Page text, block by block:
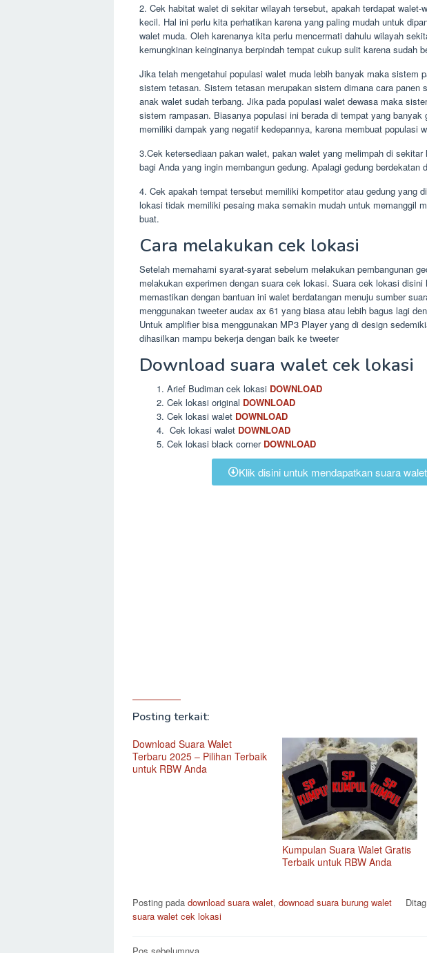
2. Cek habitat walet di sekitar wilayah tersebut, apakah terdapat walet-
kecil. Hal ini perlu kita perhatikan karena yang paling mudah untuk
walet muda. Oleh karenanya kita perlu mencermati dahulu wilayah
kemungkinan keinginanya berpindah tempat cukup sulit karena sudah
Jika telah mengetahui populasi walet muda lebih banyak maka sistem
sistem tetasan. Sistem tetasan merupakan sistem dimana cara panen
anak walet sudah terbang. Jika pada populasi walet dewasa maka
sistem rampasan. Biasanya populasi ini berada di tempat yang banyak
memiliki dampak yang negatif kedepannya, karena membuat populasi
3.Cek ketersediaan pakan walet, pakan walet yang melimpah di
bagi Anda yang ingin membangun gedung. Apalagi gedung berdekatan
4. Cek apakah tempat tersebut memiliki kompetitor atau gedung yang
lokasi tidak memiliki pesaing maka semakin mudah untuk memanggil
buat.
Cara melakukan cek lokasi
Setelah memahami syarat-syarat sebelum melakukan pembangunan
melakukan experimen dengan suara cek lokasi. Suara cek lokasi disini
memastikan dengan bantuan ini walet berdatangan menuju sumber
menggunakan tweeter audax ax 61 yang biasa atau lebih bagus lagi
Untuk amplifier bisa menggunakan MP3 Player yang di design
dihasilkan mampu bekerja dengan baik ke tweeter
Download suara walet cek lokasi
Arief Budiman cek lokasi DOWNLOAD
Cek lokasi original DOWNLOAD
Cek lokasi walet DOWNLOAD
Cek lokasi walet DOWNLOAD
Cek lokasi black corner DOWNLOAD
Klik disini untuk mendapatkan suara
Posting terkait:
Download Suara Walet
Terbaru 2025 – Pilihan Terbaik
untuk RBW Anda
Kumpulan Suara Walet Gratis
Terbaik untuk RBW Anda
Posting pada download suara walet, downoad suara burung walet Ditag
suara walet cek lokasi